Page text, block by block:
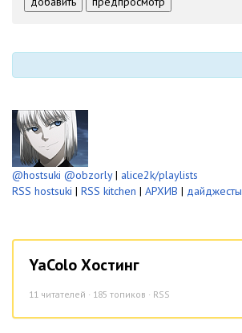
-
@hostsuki @obzorly| alice2k/playlists
RSS hostsuki | RSS kitchen | АРХИВ | дайджесты
YaColo Хостинг
11 читателей · 185 топиков · RSS